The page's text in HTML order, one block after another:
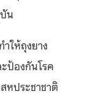
น
ให้ถุงยาง
ป้องกันโรค
หประชาชาติ